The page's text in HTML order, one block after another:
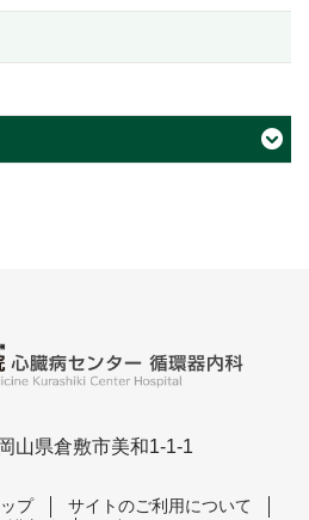
山県倉敷市美和1-1-1
プ
サイトのご利用について